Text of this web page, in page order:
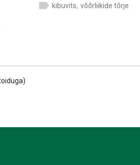
kibuvits, võõrliikide tõrje